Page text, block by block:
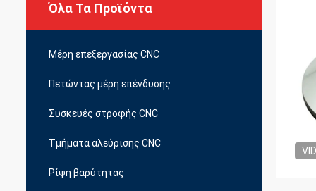
Όλα Τα Προϊόντα
Μέρη επεξεργασίας CNC
Πετώντας μέρη επένδυσης
Συσκευές στροφής CNC
Τμήματα αλεύρισης CNC
Ρίψη βαρύτητας